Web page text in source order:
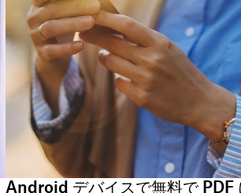
Android デバイスで無料で PDF